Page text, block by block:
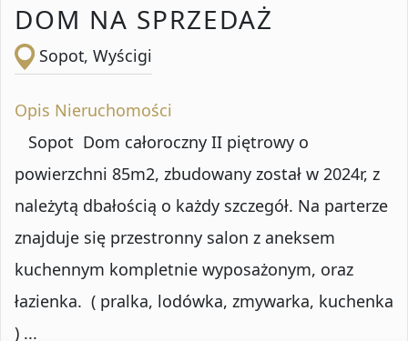
DOM NA SPRZEDAŻ
Sopot, Wyścigi
Opis Nieruchomości
Sopot Dom całoroczny II piętrowy o
powierzchni 85m2, zbudowany został w 2024r, z
należytą dbałością o każdy szczegół. Na parterze
znajduje się przestronny salon z aneksem
kuchennym kompletnie wyposażonym, oraz
łazienka. ( pralka, lodówka, zmywarka, kuchenka
) ...